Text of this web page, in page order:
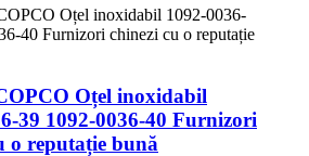
Oțel inoxidabil
39 1092-0036-40 Furnizori
o reputație bună